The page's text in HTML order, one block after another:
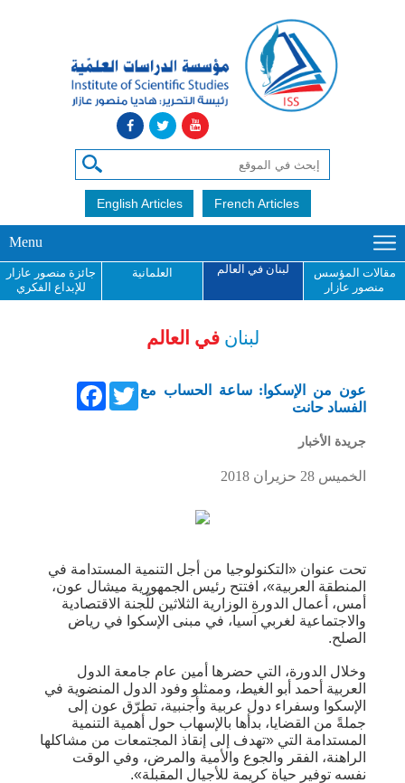
English Articles French Articles
Menu
مقالات المؤسس
منصور عازار
لبنان في العالم العلمانية
جائزة منصور عازار
للإبداع الفكري
لبنان في العالم
FacebookTwitter عون من الإسكوا: ساعة الحساب مع
الفساد حانت
جريدة الأخبار
الخميس 28 حزيران 2018
تحت عنوان «التكنولوجيا من أجل التنمية المستدامة في
المنطقة العربية»، افتتح رئيس الجمهورية ميشال عون،
أمس، أعمال الدورة الوزارية الثلاثين للّجنة الاقتصادية
والاجتماعية لغربي آسيا، في مبنى الإسكوا في رياض
الصلح.
وخلال الدورة، التي حضرها أمين عام جامعة الدول
العربية أحمد أبو الغيط، وممثلو وفود الدول المنضوية في
الإسكوا وسفراء دول عربية وأجنبية، تطرّق عون إلى
جملةً من القضايا، بدأها بالإسهاب حول أهمية التنمية
المستدامة التي «تهدف إلى إنقاذ المجتمعات من مشاكلها
الراهنة، الفقر والجوع والأمية والمرض، وفي الوقت
نفسه توفير حياة كريمة للأجيال المقبلة».